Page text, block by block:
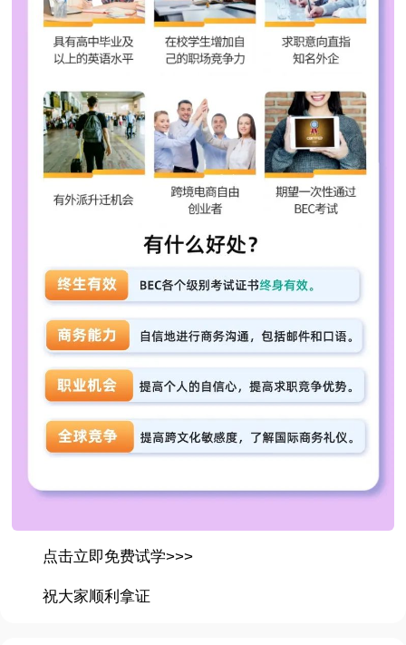
点击立即免费试学>>>
祝大家顺利拿证